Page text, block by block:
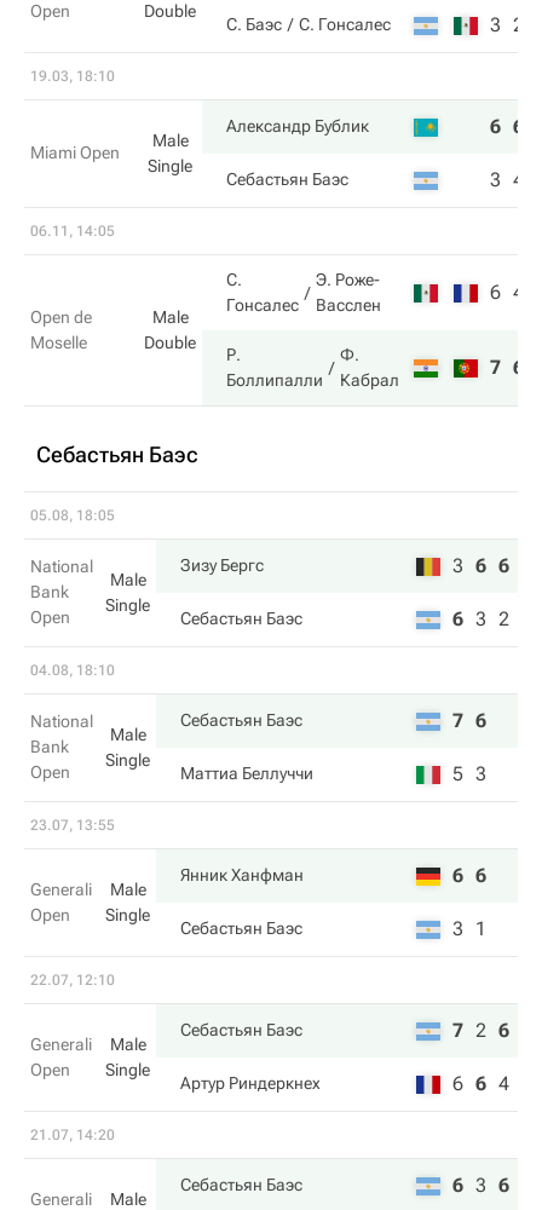
Open
Double
С. Баэс С. Гонсалес 3 2
19.03, 18:10
Miami Open
Male
Single
Александр Бублик 6 6
Себастьян Баэс 3 4
06.11, 14:05
Open de
Moselle
Male
Double
С.
Гонсалес
Э. Роже-
Васслен
6 4
Р.
Боллипалли
Ф.
Кабрал
7 6
Себастьян Баэс
05.08, 18:05
National
Bank
Open
Male
Single
Зизу Бергс 3 6 6
Себастьян Баэс 6 3 2
04.08, 18:10
National
Bank
Open
Male
Single
Себастьян Баэс 7 6
Маттиа Беллуччи 5 3
23.07, 13:55
Generali
Open
Male
Single
Янник Ханфман 6 6
Себастьян Баэс 3 1
22.07, 12:10
Generali
Open
Male
Single
Себастьян Баэс 7 2 6
Артур Риндеркнех 6 6 4
21.07, 14:20
Generali
Male
Себастьян Баэс 6 3 6